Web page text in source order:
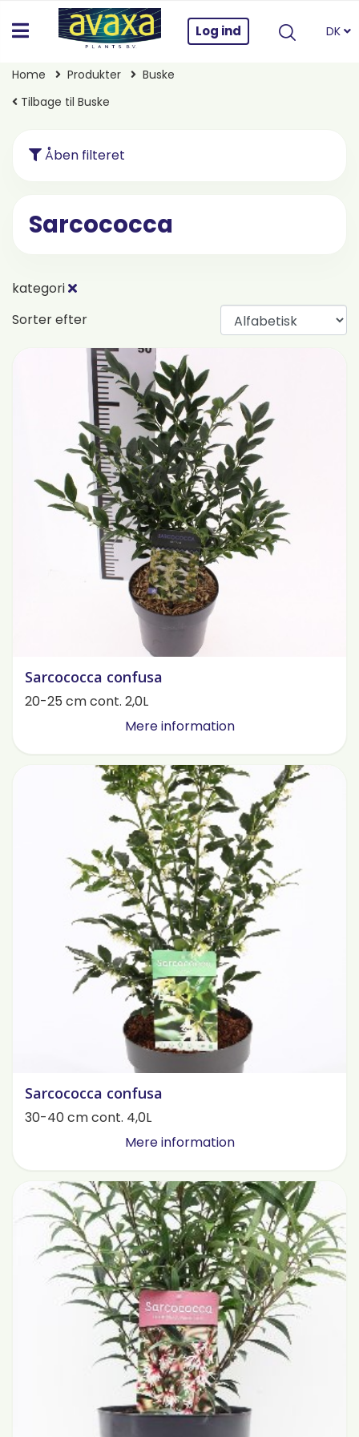
Log ind DK
Home Produkter
Buske
Tilbage til Buske
Åben filteret
Sarcococca
kategori
Sorter efter
Sarcococca confusa
20-25 cm cont. 2,0L
Mere information
Sarcococca confusa
30-40 cm cont. 4,0L
Mere information